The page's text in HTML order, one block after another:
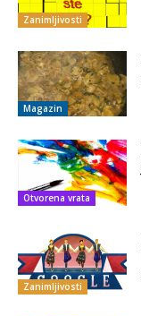
Zanimljivosti
Magazin
Otvorena vrata
Zanimljivosti